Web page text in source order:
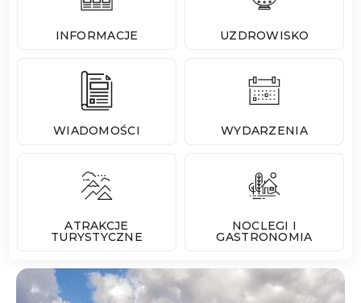
INFORMACJE UZDROWISKO
WIADOMOŚCI WYDARZENIA
ATRAKCJE
TURYSTYCZNE
NOCLEGI I
GASTRONOMIA